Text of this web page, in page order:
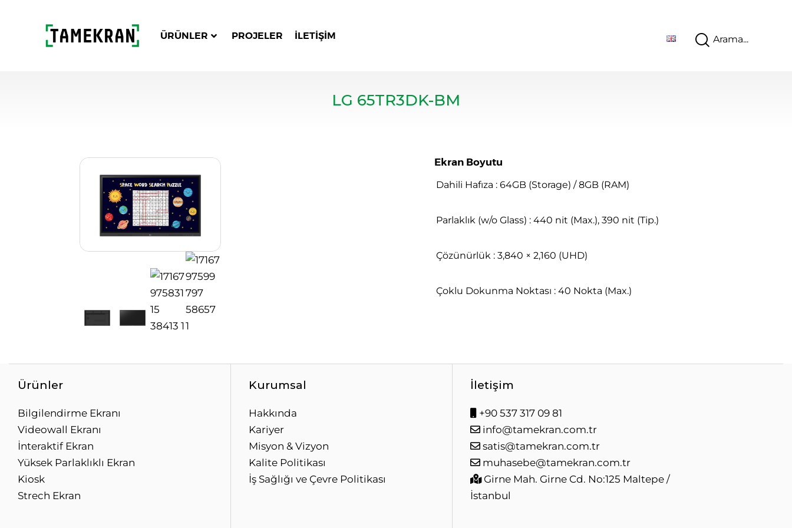
ÜRÜNLER PROJELER İLETIŞIM
LG 65TR3DK-BM
Ekran Boyutu
Dahili Hafıza : 64GB (Storage) / 8GB (RAM)
Parlaklık (w/o Glass) : 440 nit (Max.), 390 nit (Tip.)
Çözünürlük : 3,840 × 2,160 (UHD)
Çoklu Dokunma Noktası : 40 Nokta (Max.)
Ürünler
Bilgilendirme Ekranı
Videowall Ekranı
İnteraktif Ekran
Yüksek Parlaklıklı Ekran
Kiosk
Strech Ekran
Kurumsal
Hakkında
Kariyer
Misyon & Vizyon
Kalite Politikası
İş Sağlığı ve Çevre Politikası
İletişim
+90 537 317 09 81
info@tamekran.com.tr
satis@tamekran.com.tr
muhasebe@tamekran.com.tr
Girne Mah. Girne Cd. No:125 Maltepe /
İstanbul